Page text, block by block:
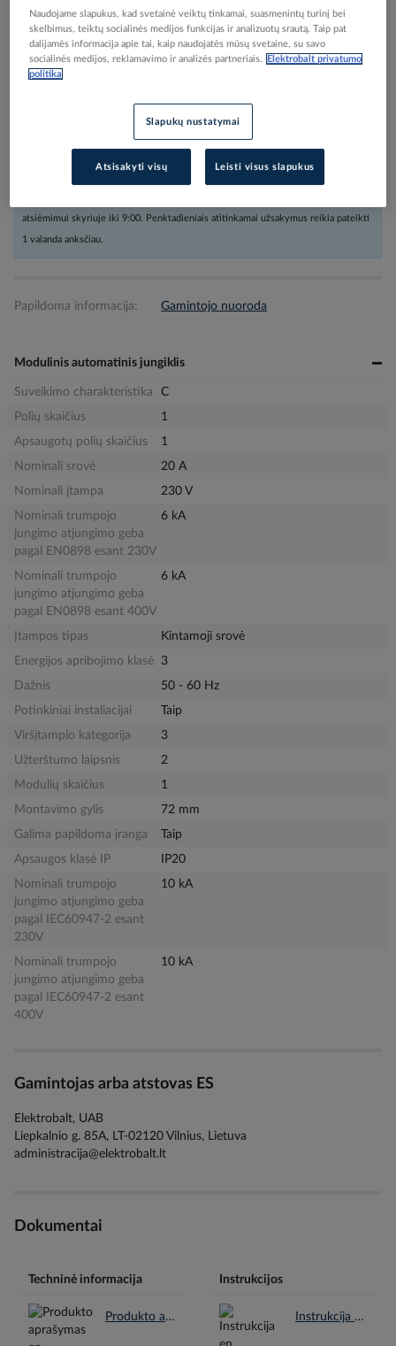
Prisijunkite, norėdami pamatyti kainas
Įtraukti į palyginimą
atsiėmimui skyriuje iki 9:00. Penktadieniais atitinkamai užsakymus reikia pateikti
1 valanda anksčiau.
Papildoma informacija: Gamintojo nuoroda
Modulinis automatinis jungiklis
Suveikimo charakteristika
C
Polių skaičius
1
Apsaugotų polių skaičius
1
Nominali srovė
20 A
Nominali įtampa
230 V
Nominali trumpojo
jungimo atjungimo geba
pagal EN0898 esant 230V
6 kA
Nominali trumpojo
jungimo atjungimo geba
pagal EN0898 esant 400V
6 kA
Įtampos tipas
Kintamoji srovė
Energijos apribojimo klasė
3
Dažnis
50 - 60 Hz
Potinkiniai instaliacijai
Taip
Viršįtampio kategorija
3
Užterštumo laipsnis
2
Modulių skaičius
1
Montavimo gylis
72 mm
Galima papildoma įranga
Taip
Apsaugos klasė IP
IP20
Nominali trumpojo
jungimo atjungimo geba
pagal IEC60947-2 esant
230V
10 kA
Nominali trumpojo
jungimo atjungimo geba
pagal IEC60947-2 esant
400V
10 kA
Gamintojas arba atstovas ES
Elektrobalt, UAB
Liepkalnio g. 85A, LT-02120 Vilnius, Lietuva
administracija@elektrobalt.lt
Dokumentai
Techninė informacija
Produkto aprašymas en.pdf
Instrukcijos
Instrukcija en.pdf
Naudojame slapukus, kad svetainė veiktų tinkamai, suasmenintų turinį bei
skelbimus, teiktų socialinės medijos funkcijas ir analizuotų srautą. Taip pat
dalijamės informacija apie tai, kaip naudojatės mūsų svetaine, su savo
socialinės medijos, reklamavimo ir analizės partneriais.
Elektrobalt privatumo
politika
Slapukų nustatymai
Atsisakyti visų Leisti visus slapukus